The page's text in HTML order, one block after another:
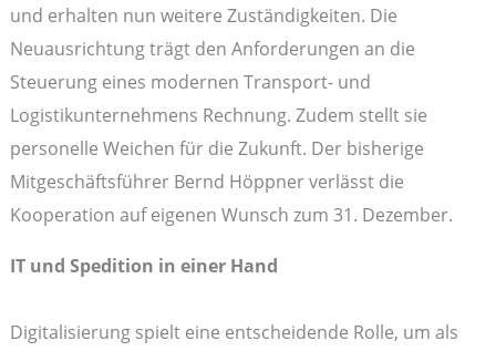
und erhalten nun weitere Zuständigkeiten. Die
Neuausrichtung trägt den Anforderungen an die
Steuerung eines modernen Transport- und
Logistikunternehmens Rechnung. Zudem stellt sie
personelle Weichen für die Zukunft. Der bisherige
Mitgeschäftsführer Bernd Höppner verlässt die
Kooperation auf eigenen Wunsch zum 31. Dezember.
IT und Spedition in einer Hand
Digitalisierung spielt eine entscheidende Rolle, um als